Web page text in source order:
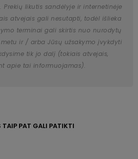
Prekių likutis sandėlyje ir internetinėje
atvejais gali nesutapti, todėl išlieka
terminai gali skirtis nuo nurodytų
ir / arba Jūsų užsakymo įvykdyti
tik jo dalį (tokiais atvejais,
apie tai informuojamas).
TAIP PAT GALI PATIKTI